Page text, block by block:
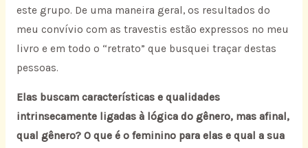
este grupo. De uma maneira geral, os resultados do
meu convívio com as travestis estão expressos no meu
livro e em todo o “retrato” que busquei traçar destas
pessoas.
Elas buscam características e qualidades
intrinsecamente ligadas à lógica do gênero, mas afinal,
qual gênero? O que é o feminino para elas e qual a sua